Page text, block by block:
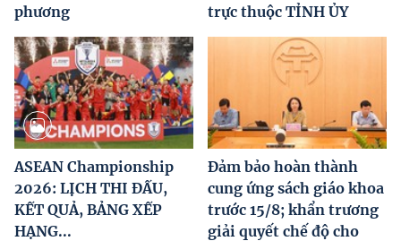
phương
trực thuộc TỈNH ỦY
ASEAN Championship
2026: LỊCH THI ĐẤU,
KẾT QUẢ, BẢNG XẾP
HẠNG...
Đảm bảo hoàn thành
cung ứng sách giáo khoa
trước 15/8; khẩn trương
giải quyết chế độ cho